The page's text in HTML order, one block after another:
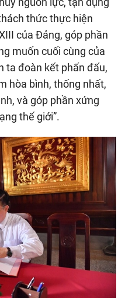
thức thực hiện
của Đảng, góp phần
muốn cuối cùng của
ta đoàn kết phấn đấu,
hòa bình, thống nhất,
và góp phần xứng
thế giới”.